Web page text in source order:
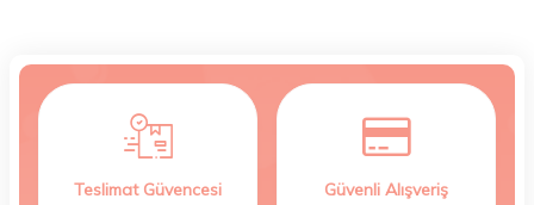
Teslimat Güvencesi Güvenli Alışveriş